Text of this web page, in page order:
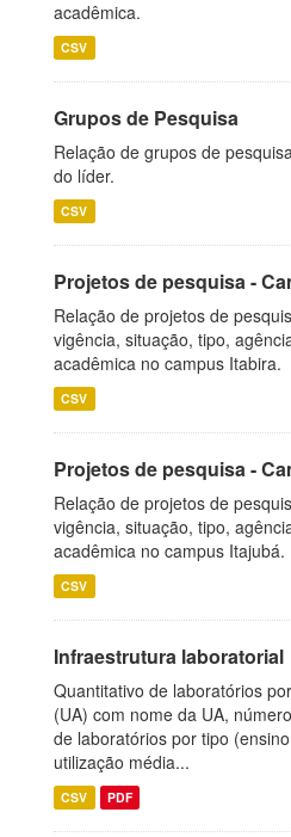
acadêmica.
CSV
Grupos de Pesquisa
Relação de grupos de
do líder.
CSV
Projetos de pesquisa -
Relação de projetos de
vigência, situação, tipo,
acadêmica no campus Itabira.
CSV
Projetos de pesquisa -
Relação de projetos de
vigência, situação, tipo,
acadêmica no campus Itajubá.
CSV
Infraestrutura laboratorial
Quantitativo de laboratórios
(UA) com nome da UA,
de laboratórios por tipo
utilização média...
CSV PDF